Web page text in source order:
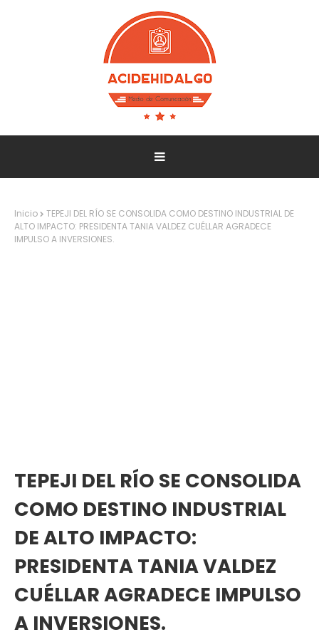
Inicio
TEPEJI DEL RÍO SE CONSOLIDA COMO DESTINO INDUSTRIAL DE
ALTO IMPACTO: PRESIDENTA TANIA VALDEZ CUÉLLAR AGRADECE
IMPULSO A INVERSIONES.
TEPEJI DEL RÍO SE CONSOLIDA
COMO DESTINO INDUSTRIAL
DE ALTO IMPACTO:
PRESIDENTA TANIA VALDEZ
CUÉLLAR AGRADECE IMPULSO
A INVERSIONES.